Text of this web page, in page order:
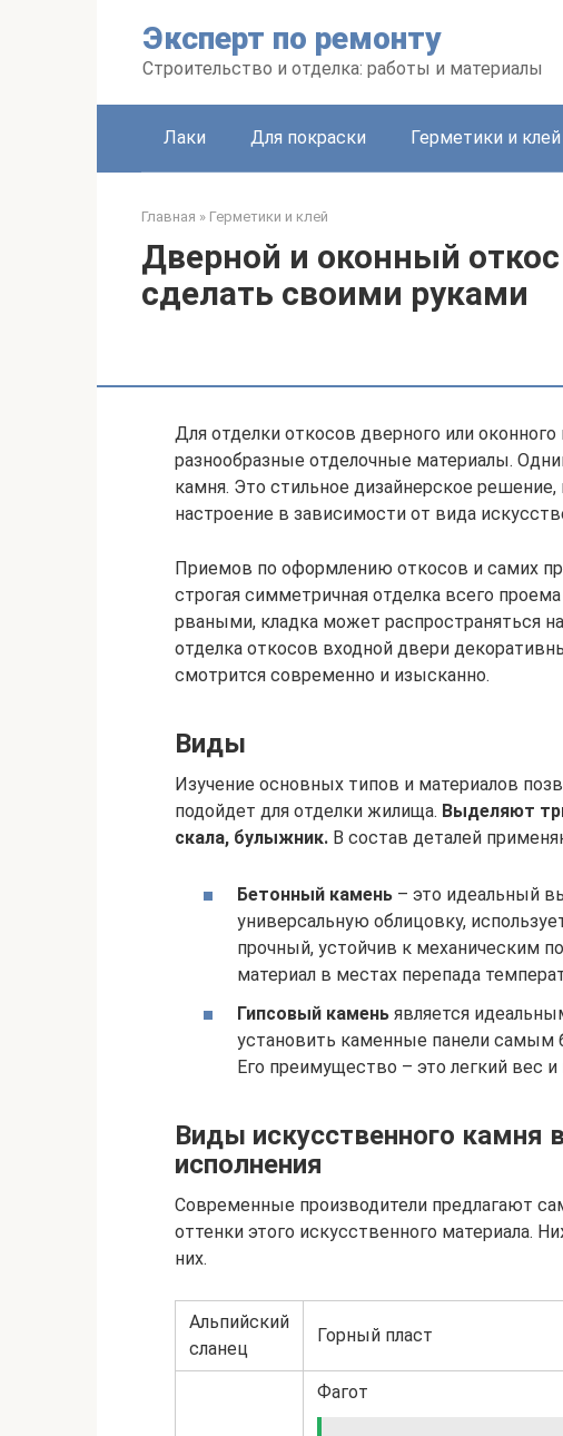
Эксперт по ремонту
Строительство и отделка: работы и материалы
Лаки Для покраски Герметики и клей
Главная » Герметики и клей
Дверной и оконный
сделать своими руками
Для отделки откосов дверного или
разнообразные отделочные материалы.
камня. Это стильное дизайнерское
настроение в зависимости от вида
Приемов по оформлению откосов и самих
строгая симметричная отделка всего
рваными, кладка может распространяться
отделка откосов входной двери
смотрится современно и изысканно.
Виды
Изучение основных типов и материалов
подойдет для отделки жилища. Выделяют
скала, булыжник. В состав деталей
Бетонный камень – это идеальный
универсальную облицовку,
прочный, устойчив к механическим
материал в местах перепада
Гипсовый камень является
установить каменные панели
Его преимущество – это легкий вес и
Виды искусственного камня
исполнения
Современные производители предлагают
оттенки этого искусственного материала.
них.
Альпийский
сланец
Горный пласт
Фагот